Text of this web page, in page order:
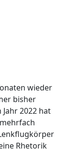
wieder
bisher
2022 hat
Rhetorik